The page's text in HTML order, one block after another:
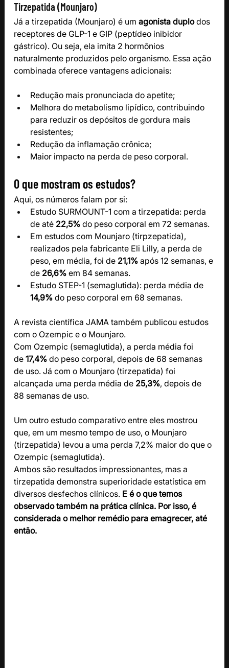
Tirzepatida (Mounjaro)
Já a tirzepatida (Mounjaro) é um agonista duplo dos
receptores de GLP-1 e GIP (peptídeo inibidor
gástrico). Ou seja, ela imita 2 hormônios
naturalmente produzidos pelo organismo. Essa ação
combinada oferece vantagens adicionais:
Redução mais pronunciada do apetite;
Melhora do metabolismo lipídico, contribuindo
para reduzir os depósitos de gordura mais
resistentes;
Redução da inflamação crônica;
Maior impacto na perda de peso corporal.
O que mostram os estudos?
Aqui, os números falam por si:
Estudo SURMOUNT-1 com a tirzepatida: perda
de até 22,5% do peso corporal em 72 semanas.
Em estudos com Mounjaro (tirpzepatida),
realizados pela fabricante Eli Lilly, a perda de
peso, em média, foi de 21,1% após 12 semanas, e
de 26,6% em 84 semanas.
Estudo STEP-1 (semaglutida): perda média de
14,9% do peso corporal em 68 semanas.
A revista científica JAMA também publicou estudos
com o Ozempic e o Mounjaro.
Com Ozempic (semaglutida), a perda média foi
de 17,4% do peso corporal, depois de 68 semanas
de uso. Já com o Mounjaro (tirzepatida) foi
alcançada uma perda média de 25,3%, depois de
88 semanas de uso.
Um outro estudo comparativo entre eles mostrou
que, em um mesmo tempo de uso, o Mounjaro
(tirzepatida) levou a uma perda 7,2% maior do que o
Ozempic (semaglutida).
Ambos são resultados impressionantes, mas a
tirzepatida demonstra superioridade estatística em
diversos desfechos clínicos. E é o que temos
observado também na prática clínica. Por isso, é
considerada o melhor remédio para emagrecer, até
então.